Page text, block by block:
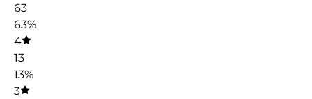
63
63%
4
13
13%
3